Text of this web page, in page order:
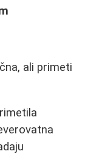
ali primeti